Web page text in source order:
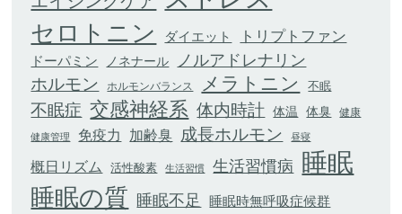
セロトニン ダイエット トリプトファン
ドーパミン ノネナール ノルアドレナリン
ホルモン ホルモンバランス メラトニン 不眠
不眠症 交感神経系 体内時計 体温 体臭 健康
健康管理 免疫力 加齢臭 成長ホルモン 昼寝
概日リズム 活性酸素 生活習慣 生活習慣病 睡眠
睡眠の質 睡眠不足 睡眠時無呼吸症候群